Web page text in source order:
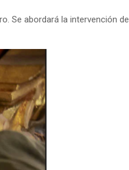
Se abordará la intervención de